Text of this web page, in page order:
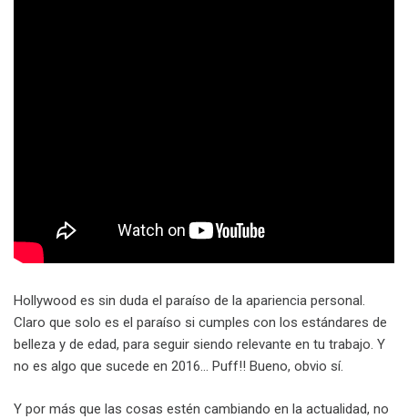
Hollywood es sin duda el paraíso de la apariencia personal.
Claro que solo es el paraíso si cumples con los estándares de
belleza y de edad, para seguir siendo relevante en tu trabajo. Y
no es algo que sucede en 2016… Puff!! Bueno, obvio sí.
Y por más que las cosas estén cambiando en la actualidad, no